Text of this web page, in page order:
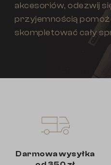
akcesoriów, odezwij
przyjemnością
skompletować cały
Darmowa wysyłka